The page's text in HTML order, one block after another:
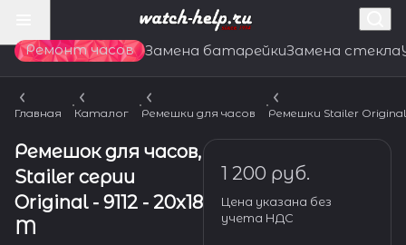
Ремонт часов Замена батарейкиЗамена стекла
Главная Каталог Ремешки для часов Ремешки Stailer Original
Ремешок для часов,
Stailer серии
Original - 9112 - 20x18
M
1 200 руб.
Цена указана без
учета НДС